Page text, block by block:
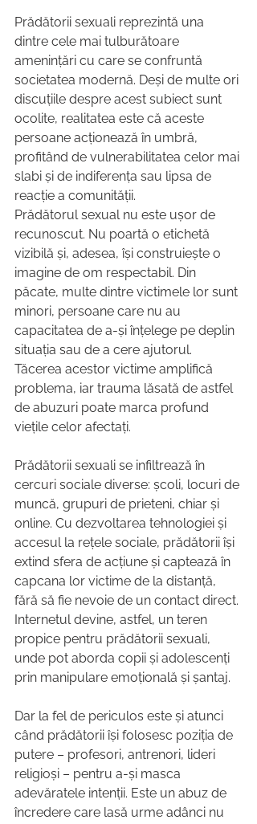
Prădătorii sexuali reprezintă una
dintre cele mai tulburătoare
amenințări cu care se confruntă
societatea modernă. Deși de multe ori
discuțiile despre acest subiect sunt
ocolite, realitatea este că aceste
persoane acționează în umbră,
profitând de vulnerabilitatea celor mai
slabi și de indiferența sau lipsa de
reacție a comunității.
Prădătorul sexual nu este ușor de
recunoscut. Nu poartă o etichetă
vizibilă și, adesea, își construiește o
imagine de om respectabil. Din
păcate, multe dintre victimele lor sunt
minori, persoane care nu au
capacitatea de a-și înțelege pe deplin
situația sau de a cere ajutorul.
Tăcerea acestor victime amplifică
problema, iar trauma lăsată de astfel
de abuzuri poate marca profund
viețile celor afectați.
Prădătorii sexuali se infiltrează în
cercuri sociale diverse: școli, locuri de
muncă, grupuri de prieteni, chiar și
online. Cu dezvoltarea tehnologiei și
accesul la rețele sociale, prădătorii își
extind sfera de acțiune și captează în
capcana lor victime de la distanță,
fără să fie nevoie de un contact direct.
Internetul devine, astfel, un teren
propice pentru prădătorii sexuali,
unde pot aborda copii și adolescenți
prin manipulare emoțională și șantaj.
Dar la fel de periculos este și atunci
când prădătorii își folosesc poziția de
putere – profesori, antrenori, lideri
religioși – pentru a-și masca
adevăratele intenții. Este un abuz de
încredere care lasă urme adânci nu